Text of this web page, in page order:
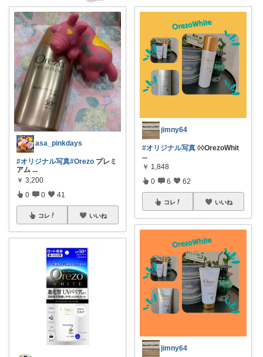
asa_pinkdays
#オリジナル写真#Orezo プレミ
アム ...
￥ 3,200
0 0 41
コレ いいね
jimny64
#オリジナル写真 ◊◊OrezoWhit
...
￥ 1,848
0 6 62
コレ いいね
jimny64